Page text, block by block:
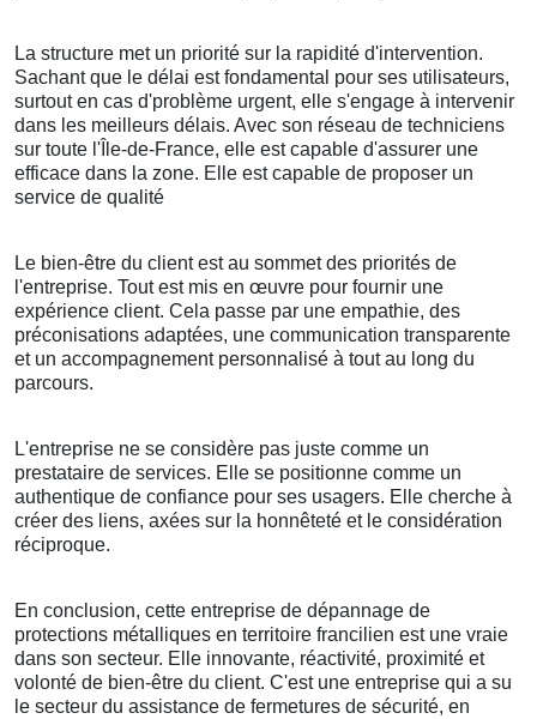
La structure met un priorité sur la rapidité d'intervention.
Sachant que le délai est fondamental pour ses utilisateurs,
surtout en cas d'problème urgent, elle s'engage à intervenir
dans les meilleurs délais. Avec son réseau de techniciens
sur toute l'Île-de-France, elle est capable d'assurer une
efficace dans la zone. Elle est capable de proposer un
service de qualité
Le bien-être du client est au sommet des priorités de
l'entreprise. Tout est mis en œuvre pour fournir une
expérience client. Cela passe par une empathie, des
préconisations adaptées, une communication transparente
et un accompagnement personnalisé à tout au long du
parcours.
L'entreprise ne se considère pas juste comme un
prestataire de services. Elle se positionne comme un
authentique de confiance pour ses usagers. Elle cherche à
créer des liens, axées sur la honnêteté et le considération
réciproque.
En conclusion, cette entreprise de dépannage de
protections métalliques en territoire francilien est une vraie
dans son secteur. Elle innovante, réactivité, proximité et
volonté de bien-être du client. C'est une entreprise qui a su
le secteur du assistance de fermetures de sécurité, en